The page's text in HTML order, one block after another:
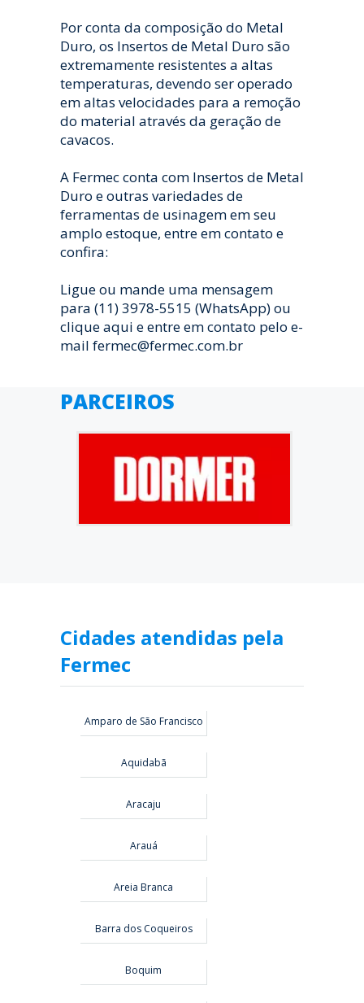
Por conta da composição do Metal
Duro, os Insertos de Metal Duro são
extremamente resistentes a altas
temperaturas, devendo ser operado
em altas velocidades para a remoção
do material através da geração de
cavacos.
A Fermec conta com Insertos de Metal
Duro e outras variedades de
ferramentas de usinagem em seu
amplo estoque, entre em contato e
confira:
Ligue ou mande uma mensagem
para (11) 3978-5515 (WhatsApp) ou
clique aqui e entre em contato pelo e-
mail fermec@fermec.com.br
PARCEIROS
Cidades atendidas pela
Fermec
Amparo de São Francisco
Aquidabã
Aracaju
Arauá
Areia Branca
Barra dos Coqueiros
Boquim